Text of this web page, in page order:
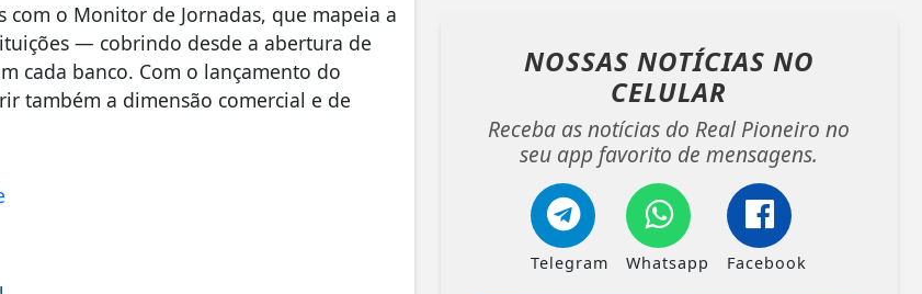
com o Monitor de Jornadas, que mapeia a
— cobrindo desde a abertura de
cada banco. Com o lançamento do
também a dimensão comercial e de
NOSSAS NOTÍCIAS NO
CELULAR
Receba as notícias do Real Pioneiro no
seu app favorito de mensagens.
Telegram Whatsapp Facebook